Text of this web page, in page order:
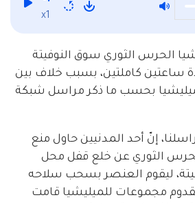
x1
الحرس الثوري سوق النوفيتة
ساعتين كاملتين، بسبب خلاف بين
بحسب ما ذكر مراسل شبكة
إنّ أحد المدنيين حاول منع
الثوري عن خلع قفل محل
ليقوم العنصر بسحب سلاحه
لقدوم مجموعات للميليشيا قامت